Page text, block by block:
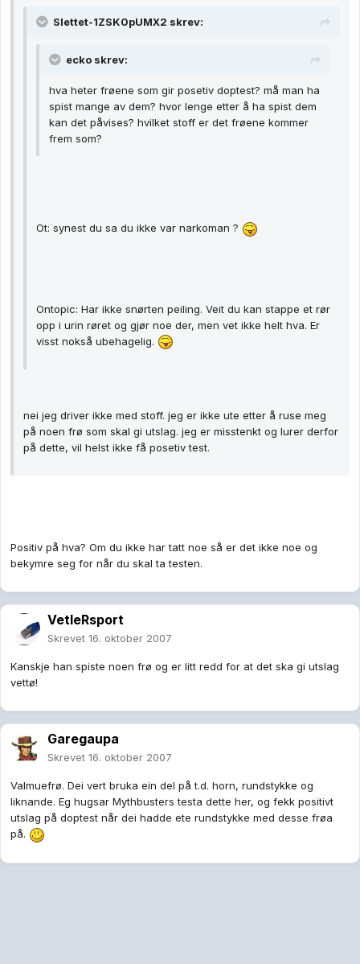
Slettet-1ZSK0pUMX2 skrev:
ecko skrev:
hva heter frøene som gir posetiv doptest? må man ha
spist mange av dem? hvor lenge etter å ha spist dem
kan det påvises? hvilket stoff er det frøene kommer
frem som?
Ot: synest du sa du ikke var narkoman ?
Ontopic: Har ikke snørten peiling. Veit du kan stappe et rør
opp i urin røret og gjør noe der, men vet ikke helt hva. Er
visst nokså ubehagelig.
nei jeg driver ikke med stoff. jeg er ikke ute etter å ruse meg
på noen frø som skal gi utslag. jeg er misstenkt og lurer derfor
på dette, vil helst ikke få posetiv test.
Positiv på hva? Om du ikke har tatt noe så er det ikke noe og
bekymre seg for når du skal ta testen.
VetleRsport
Skrevet 16. oktober 2007
Kanskje han spiste noen frø og er litt redd for at det ska gi utslag
vettø!
Garegaupa
Skrevet 16. oktober 2007
Valmuefrø. Dei vert bruka ein del på t.d. horn, rundstykke og
liknande. Eg hugsar Mythbusters testa dette her, og fekk positivt
utslag på doptest når dei hadde ete rundstykke med desse frøa
på.